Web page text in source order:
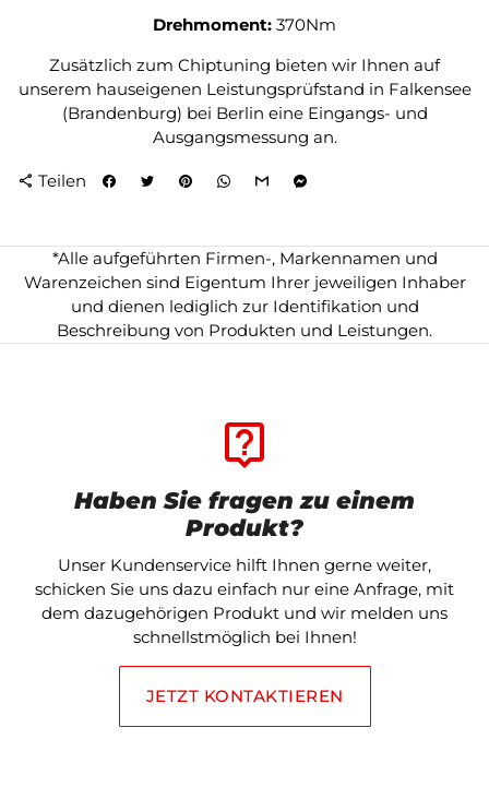
Drehmoment: 370Nm
Zusätzlich zum Chiptuning bieten wir Ihnen auf
unserem hauseigenen Leistungsprüfstand in Falkensee
(Brandenburg) bei Berlin eine Eingangs- und
Ausgangsmessung an.
share Teilen
*Alle aufgeführten Firmen-, Markennamen und
Warenzeichen sind Eigentum Ihrer jeweiligen Inhaber
und dienen lediglich zur Identifikation und
Beschreibung von Produkten und Leistungen.
live_help
Haben Sie fragen zu einem
Produkt?
Unser Kundenservice hilft Ihnen gerne weiter,
schicken Sie uns dazu einfach nur eine Anfrage, mit
dem dazugehörigen Produkt und wir melden uns
schnellstmöglich bei Ihnen!
JETZT KONTAKTIEREN